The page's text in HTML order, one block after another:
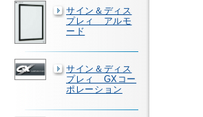
サイン＆ディス
プレィ アルモ
ード
サイン＆ディス
プレィ GXコー
ポレーション